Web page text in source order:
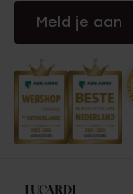
Meld je aan